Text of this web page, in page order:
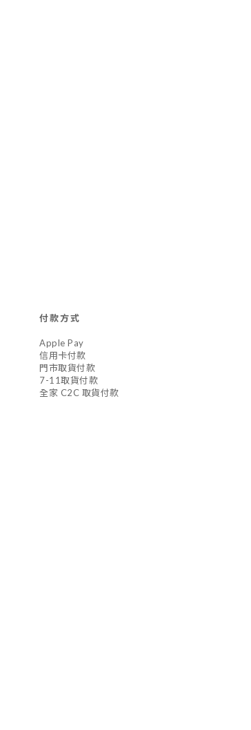
付款方式
Apple Pay
信用卡付款
門市取貨付款
7-11取貨付款
全家 C2C 取貨付款